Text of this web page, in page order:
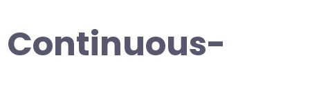
Continuous-